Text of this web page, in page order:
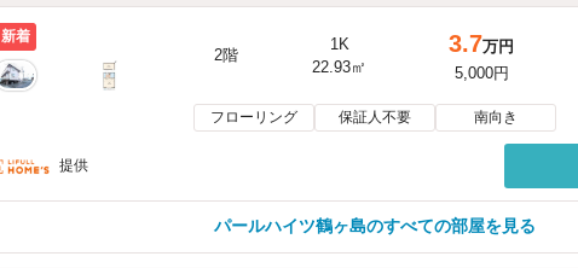
新着
2階
1K
22.93㎡
3.7万円
5,000円
フローリング 保証人不要 南向き
提供
パールハイツ鶴ヶ島のすべての部屋を見る